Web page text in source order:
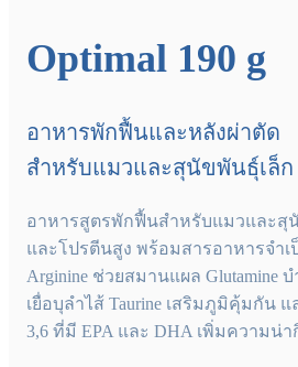
Optimal 190 g
อาหารพักฟื้นและหลังผ่าตัด
สำหรับแมวและสุนัขพันธุ์เล็ก
อาหารสูตรพักฟื้นสำหรับแมวและสุ
และโปรตีนสูง พร้อมสารอาหารจำเ
Arginine ช่วยสมานแผล Glutamine บ
เยื่อบุลำไส้ Taurine เสริมภูมิคุ้มกัน แ
3,6 ที่มี EPA และ DHA เพิ่มความน่า